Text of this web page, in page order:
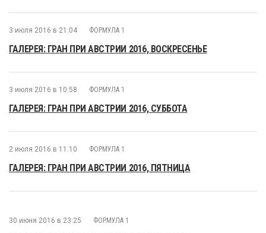
3 июля 2016 в 21:04 ФОРМУЛА 1
ГАЛЕРЕЯ: ГРАН ПРИ АВСТРИИ 2016, ВОСКРЕСЕНЬЕ
3 июля 2016 в 10:58 ФОРМУЛА 1
ГАЛЕРЕЯ: ГРАН ПРИ АВСТРИИ 2016, СУББОТА
2 июля 2016 в 11:10 ФОРМУЛА 1
ГАЛЕРЕЯ: ГРАН ПРИ АВСТРИИ 2016, ПЯТНИЦА
30 июня 2016 в 23:25 ФОРМУЛА 1